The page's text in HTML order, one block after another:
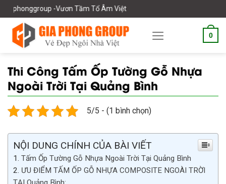
Skip
to
content
Việt
0
Thi Công Tấm Ốp Tường Gỗ Nhựa
Ngoài Trời Tại Quảng Bình
5/5 - (1 bình chọn)
NỘI DUNG CHÍNH CỦA BÀI VIẾT
Tấm Ốp Tường Gỗ Nhựa Ngoài Trời Tại Quảng Bình
ƯU ĐIỂM TẤM ỐP GỖ NHỰA COMPOSITE NGOÀI TRỜI